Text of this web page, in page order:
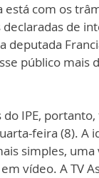
com os
de
deputada
público mais
IPE,
feira (8). A
simples,
vídeo. A TV